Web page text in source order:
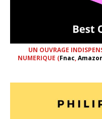
UN OUVRAGE
NUMERIQUE (Fnac,